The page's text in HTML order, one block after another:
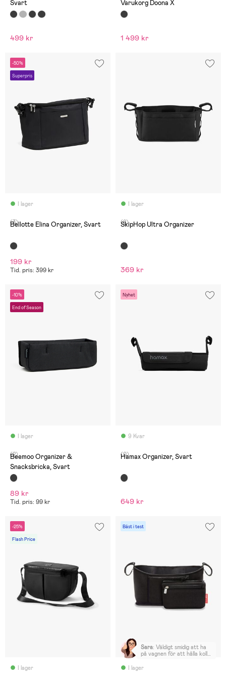
Svart
499 kr
Varukorg Doona X
1 499 kr
-50%
Superpris
I lager
(3)
Bellotte Elina Organizer, Svart
199 kr
Tid. pris: 399 kr
I lager
(8)
SkipHop Ultra Organizer
369 kr
-10%
End of Season
I lager
(2)
Beemoo Organizer &
Snacksbricka, Svart
89 kr
Tid. pris: 99 kr
Nyhet
9 Kvar
(0)
Hamax Organizer, Svart
649 kr
-25%
Flash Price
I lager
Bäst i test
I lager
Sara: Väldigt smidig att ha
på vagnen för att hålla koll
nycklar